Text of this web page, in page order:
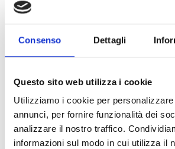
Consenso Dettagli
Questo sito web utilizza i cookie
Utilizziamo i cookie per
annunci, per fornire funzionalità dei
analizzare il nostro traffico.
informazioni sul modo in cui utilizza il